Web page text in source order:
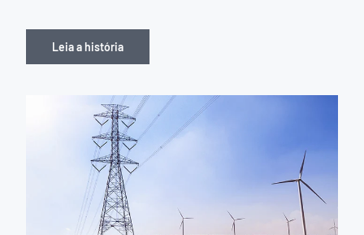
Leia a história